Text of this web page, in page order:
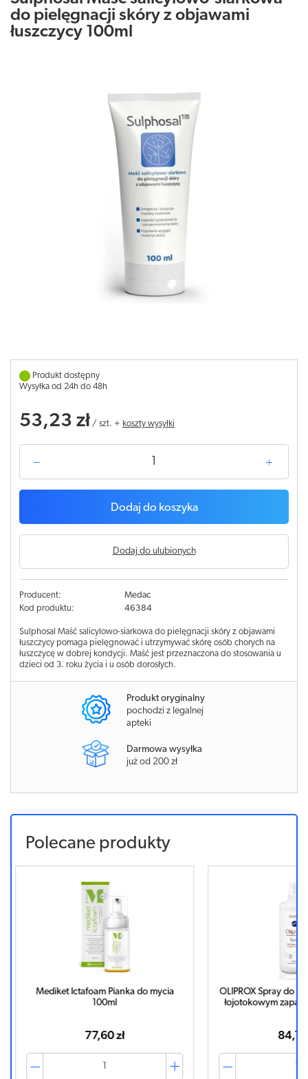
do pielęgnacji skóry z objawami
łuszczycy 100ml
Produkt dostępny
Wysyłka od 24h do 48h
53,23 zł / szt. + koszty wysyłki
Dodaj do koszyka
Dodaj do ulubionych
Producent:
Medac
Kod produktu:
46384
Sulphosal Maść salicylowo-siarkowa do pielęgnacji skóry z objawami
łuszczycy pomaga pielęgnować i utrzymywać skórę osób chorych na
łuszczycę w dobrej kondycji. Maść jest przeznaczona do stosowania u
dzieci od 3. roku życia i u osób dorosłych.
Produkt oryginalny
pochodzi z legalnej
apteki
Darmowa wysyłka
już od 200 zł
Polecane produkty
OLIPROX Spray do pielęgnacji skóry w
łojotokowym zapaleniu skóry 150ml